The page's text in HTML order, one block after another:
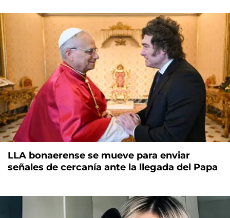
LLA bonaerense se mueve para enviar
señales de cercanía ante la llegada del Papa